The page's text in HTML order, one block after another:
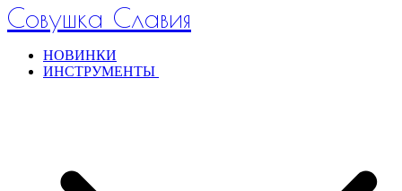
Совушка Славия
НОВИНКИ
ИНСТРУМЕНТЫ